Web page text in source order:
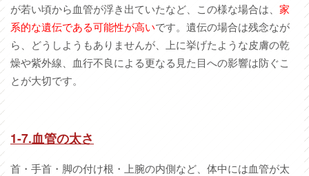
が若い頃から血管が浮き出ていたなど、この様な場合は、 家
系的な遺伝である可能性が高いです。遺伝の場合は残念なが
ら、どうしようもありませんが、上に挙げたような皮膚の乾
燥や紫外線、血行不良による更なる見た目への影響は防ぐこ
とが大切です。
1-7.血管の太さ
首・手首・脚の付け根・上腕の内側など、体中には血管が太